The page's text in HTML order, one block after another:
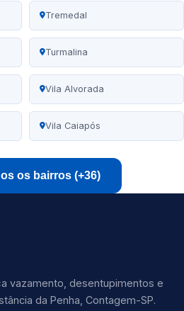
Tremedal
Turmalina
Vila Alvorada
Vila Caiapós
os bairros (+36)
vazamento, desentupimentos e
da Penha, Contagem-SP.